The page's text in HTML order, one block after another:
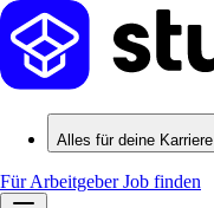
Alles für deine Karriere
Für ArbeitgeberJob finden